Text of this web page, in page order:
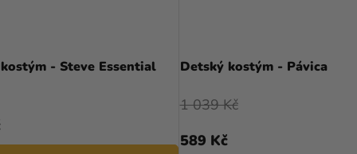
- Steve Essential Detský kostým - Pávica
589 Kč
1 039 Kč